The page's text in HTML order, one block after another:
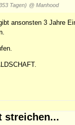
Tagen) @ Manhood
ansonsten 3 Jahre
streichen...